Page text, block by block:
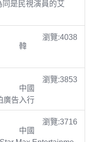
是民視演員的艾
瀏覽:4038
韓
瀏覽:3853
中國
廣告入行
瀏覽:3716
中國